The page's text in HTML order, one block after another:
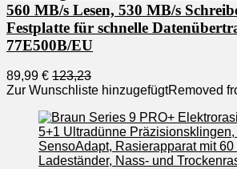
560 MB/s Lesen, 530 MB/s
Festplatte für schnelle
77E500B/EU
89,99 € 123,23
Zur Wunschliste hinzugefügtRemoved